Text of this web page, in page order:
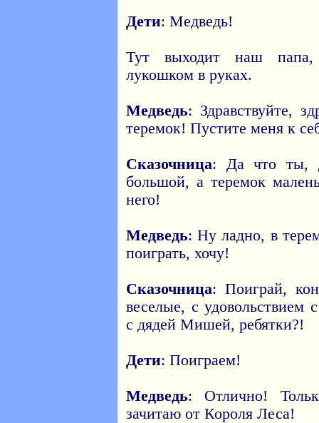
Дети: Медведь!
Тут выходит наш папа,
лукошком в руках.
Медведь: Здравствуйте,
теремок! Пустите меня к
Сказочница: Да что ты,
большой, а теремок
него!
Медведь: Ну ладно, в
поиграть, хочу!
Сказочница: Поиграй,
веселые, с удовольствием
с дядей Мишей, ребятки?!
Дети: Поиграем!
Медведь: Отлично!
зачитаю от Короля Леса!